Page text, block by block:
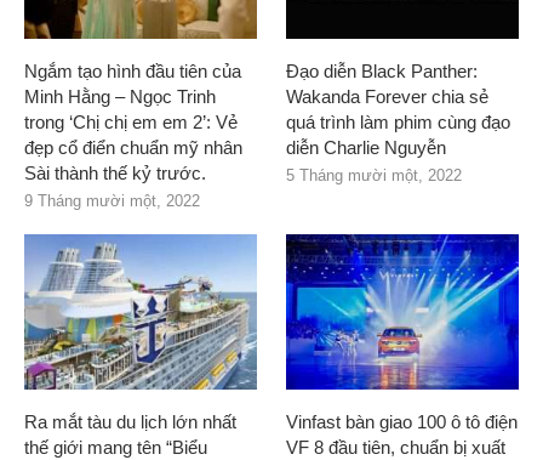
Ngắm tạo hình đầu tiên của
Minh Hằng – Ngọc Trinh
trong ‘Chị chị em em 2’: Vẻ
đẹp cổ điển chuẩn mỹ nhân
Sài thành thế kỷ trước.
9 Tháng mười một, 2022
Đạo diễn Black Panther:
Wakanda Forever chia sẻ
quá trình làm phim cùng đạo
diễn Charlie Nguyễn
5 Tháng mười một, 2022
Ra mắt tàu du lịch lớn nhất
thế giới mang tên “Biểu
Vinfast bàn giao 100 ô tô điện
VF 8 đầu tiên, chuẩn bị xuất